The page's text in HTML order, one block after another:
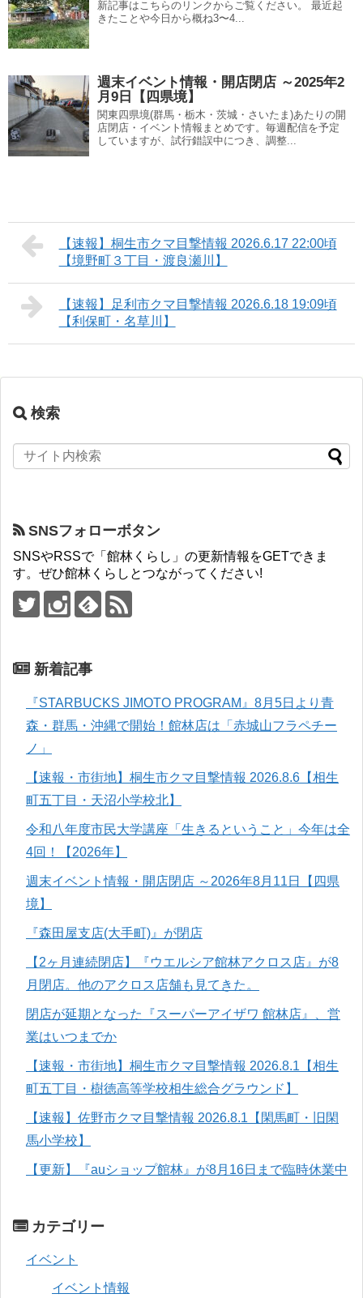
新記事はこちらのリンクからご覧ください。 最近起
きたことや今日から概ね3〜4...
週末イベント情報・開店閉店 ～2025年2
月9日【四県境】
関東四県境(群馬・栃木・茨城・さいたま)あたりの開
店閉店・イベント情報まとめです。毎週配信を予定
していますが、試行錯誤中につき、調整...
【速報】桐生市クマ目撃情報 2026.6.17 22:00頃
【境野町３丁目・渡良瀬川】
【速報】足利市クマ目撃情報 2026.6.18 19:09頃
【利保町・名草川】
検索
SNSフォローボタン
SNSやRSSで「館林くらし」の更新情報をGETできま
す。ぜひ館林くらしとつながってください!
新着記事
『STARBUCKS JIMOTO PROGRAM』8月5日より青
森・群馬・沖縄で開始！館林店は「赤城山フラペチー
ノ」
【速報・市街地】桐生市クマ目撃情報 2026.8.6【相生
町五丁目・天沼小学校北】
令和八年度市民大学講座「生きるということ」今年は全
4回！【2026年】
週末イベント情報・開店閉店 ～2026年8月11日【四県
境】
『森田屋支店(大手町)』が閉店
【2ヶ月連続閉店】『ウエルシア館林アクロス店』が8
月閉店。他のアクロス店舗も見てきた。
閉店が延期となった『スーパーアイザワ 館林店』、営
業はいつまでか
【速報・市街地】桐生市クマ目撃情報 2026.8.1【相生
町五丁目・樹徳高等学校相生総合グラウンド】
【速報】佐野市クマ目撃情報 2026.8.1【閑馬町・旧閑
馬小学校】
【更新】『auショップ館林』が8月16日まで臨時休業中
カテゴリー
イベント
イベント情報